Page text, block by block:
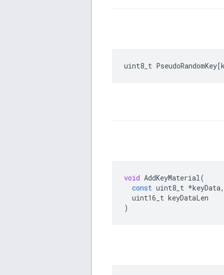
uint8_t PseudoRandomKey[
void AddKeyMaterial(
const uint8_t *keyData,
uint16_t keyDataLen
)